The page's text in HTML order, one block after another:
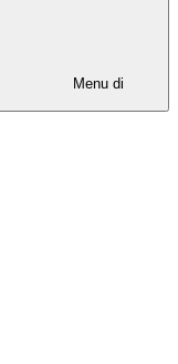
Menu di